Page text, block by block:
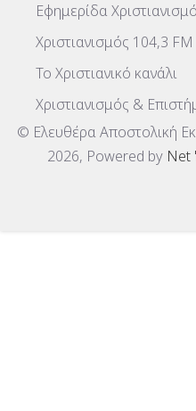
Εφημερίδα
Χριστιανισμός 104,3 FM
To Χριστιανικό κανάλι
Χριστιανισμός &
© Ελευθέρα Αποστολική
2026, Powered by Net